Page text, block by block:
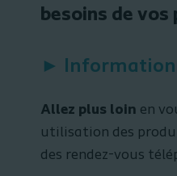
besoins de vos
►
Allez plus loin en
utilisation des
des rendez-vous